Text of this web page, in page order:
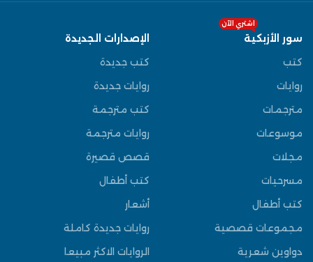
سور الأزبكية
اشتري الآن
كتب
روايات
مترجمات
موسوعات
مجلات
مسرحيات
كتب أطفال
مجموعات قصصية
دواوين شعرية
الإصدارات الجديدة
كتب جديدة
روايات جديدة
كتب مترجمة
روايات مترجمة
قصص قصيرة
كتب أطفال
أشعار
روايات جديدة كاملة
الروايات الاكثر مبيعا